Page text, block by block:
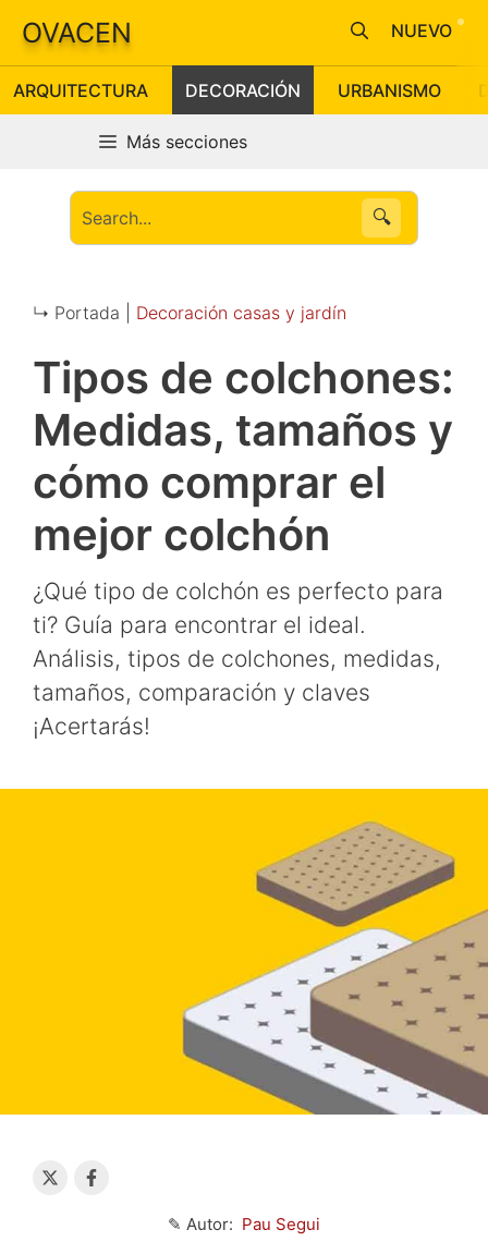
Saltar
contenido
OVACEN
ARQUITECTURA DECORACIÓN URBANISMO
NUEVO
Más secciones
🔍
↳ Portada | Decoración casas y jardín
Tipos de colchones:
Medidas, tamaños y
cómo comprar el
mejor colchón
¿Qué tipo de colchón es perfecto para
ti? Guía para encontrar el ideal.
Análisis, tipos de colchones, medidas,
tamaños, comparación y claves
¡Acertarás!
✎ Autor: Pau Segui